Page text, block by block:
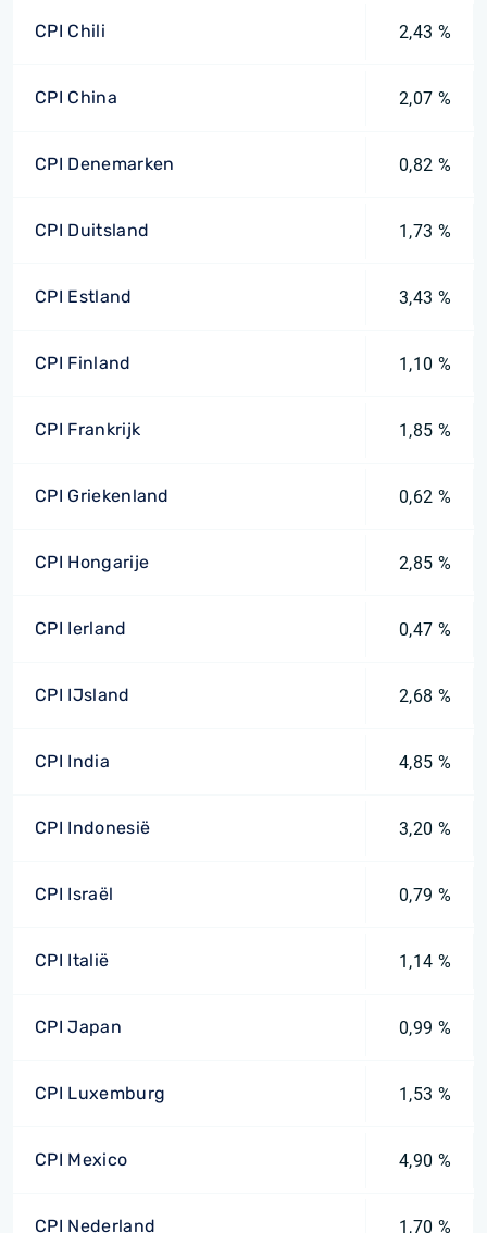
CPI Chili 2,43 %
CPI China 2,07 %
CPI Denemarken 0,82 %
CPI Duitsland 1,73 %
CPI Estland 3,43 %
CPI Finland 1,10 %
CPI Frankrijk 1,85 %
CPI Griekenland 0,62 %
CPI Hongarije 2,85 %
CPI Ierland 0,47 %
CPI IJsland 2,68 %
CPI India 4,85 %
CPI Indonesië 3,20 %
CPI Israël 0,79 %
CPI Italië 1,14 %
CPI Japan 0,99 %
CPI Luxemburg 1,53 %
CPI Mexico 4,90 %
CPI Nederland 1,70 %